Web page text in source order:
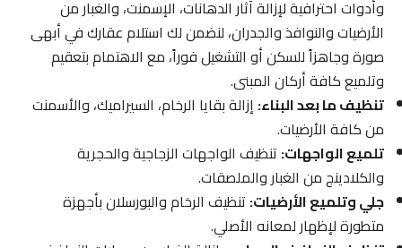
وأدوات احترافية لإزالة آثار الدهانات، الإسمنت، والغبار من
الأرضيات والنوافذ والجدران، لنضمن لك استلام عقارك في أبهى
صورة وجاهزاً للسكن أو التشغيل فوراً، مع الاهتمام بتعقيم
وتلميع كافة أركان المبنى.
تنظيف ما بعد البناء:إزالة بقايا الرخام، السيراميك، والأسمنت
من كافة الأرضيات.
تلميع الواجهات:تنظيف الواجهات الزجاجية والحجرية
والكلادينج من الغبار والملصقات.
جلي وتلميع الأرضيات:تنظيف الرخام والبورسلان بأجهزة
متطورة لإظهار لمعانه الأصلي.